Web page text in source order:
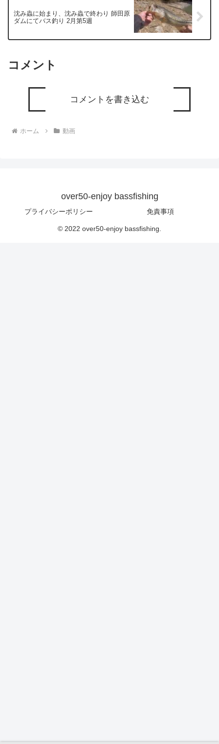
沈み蟲に始まり、沈み蟲で終わり 師田原
ダムにてバス釣り 2月第5週
コメント
コメントを書き込む
ホーム 動画
over50-enjoy bassfishing
プライバシーポリシー 免責事項
© 2022 over50-enjoy bassfishing.